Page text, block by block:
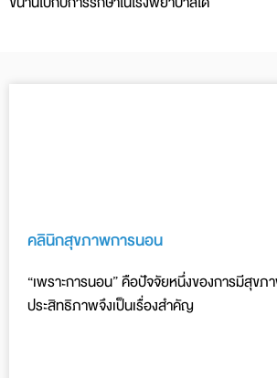
คลินิกสุขภาพการนอน
“เพราะการนอน” คือปัจจัยหนึ่งของการมีสุข
ประสิทธิภาพจึงเป็นเรื่องสำคัญ